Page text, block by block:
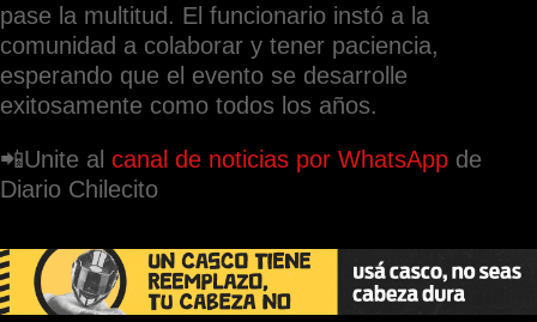
pase la multitud. El funcionario instó a la
comunidad a colaborar y tener paciencia,
esperando que el evento se desarrolle
exitosamente como todos los años.
📲Unite al canal de noticias por WhatsApp de
Diario Chilecito